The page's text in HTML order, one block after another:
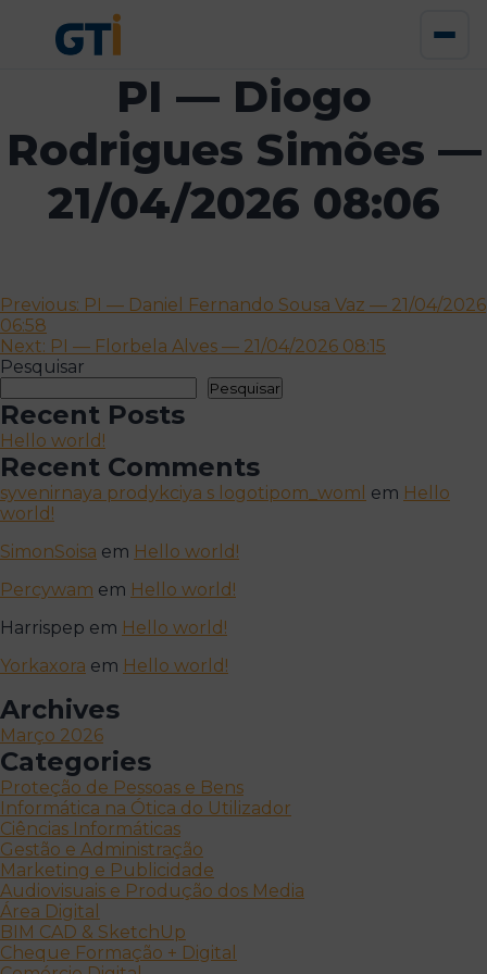
PI — Diogo
Rodrigues Simões —
21/04/2026 08:06
Navegação
de
artigos
Previous: PI — Daniel Fernando Sousa Vaz — 21/04/2026
06:58
Next: PI — Florbela Alves — 21/04/2026 08:15
Pesquisar
Pesquisar
Recent Posts
Hello world!
Recent Comments
syvenirnaya prodykciya s logotipom_woml em Hello
world!
SimonSoisa em Hello world!
Percywam em Hello world!
Harrispep em Hello world!
Yorkaxora em Hello world!
Archives
Março 2026
Categories
Proteção de Pessoas e Bens
Informática na Ótica do Utilizador
Ciências Informáticas
Gestão e Administração
Marketing e Publicidade
Audiovisuais e Produção dos Media
Área Digital
BIM CAD & SketchUp
Cheque Formação + Digital